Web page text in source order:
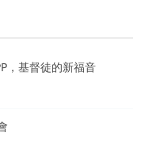
，基督徒的新福音